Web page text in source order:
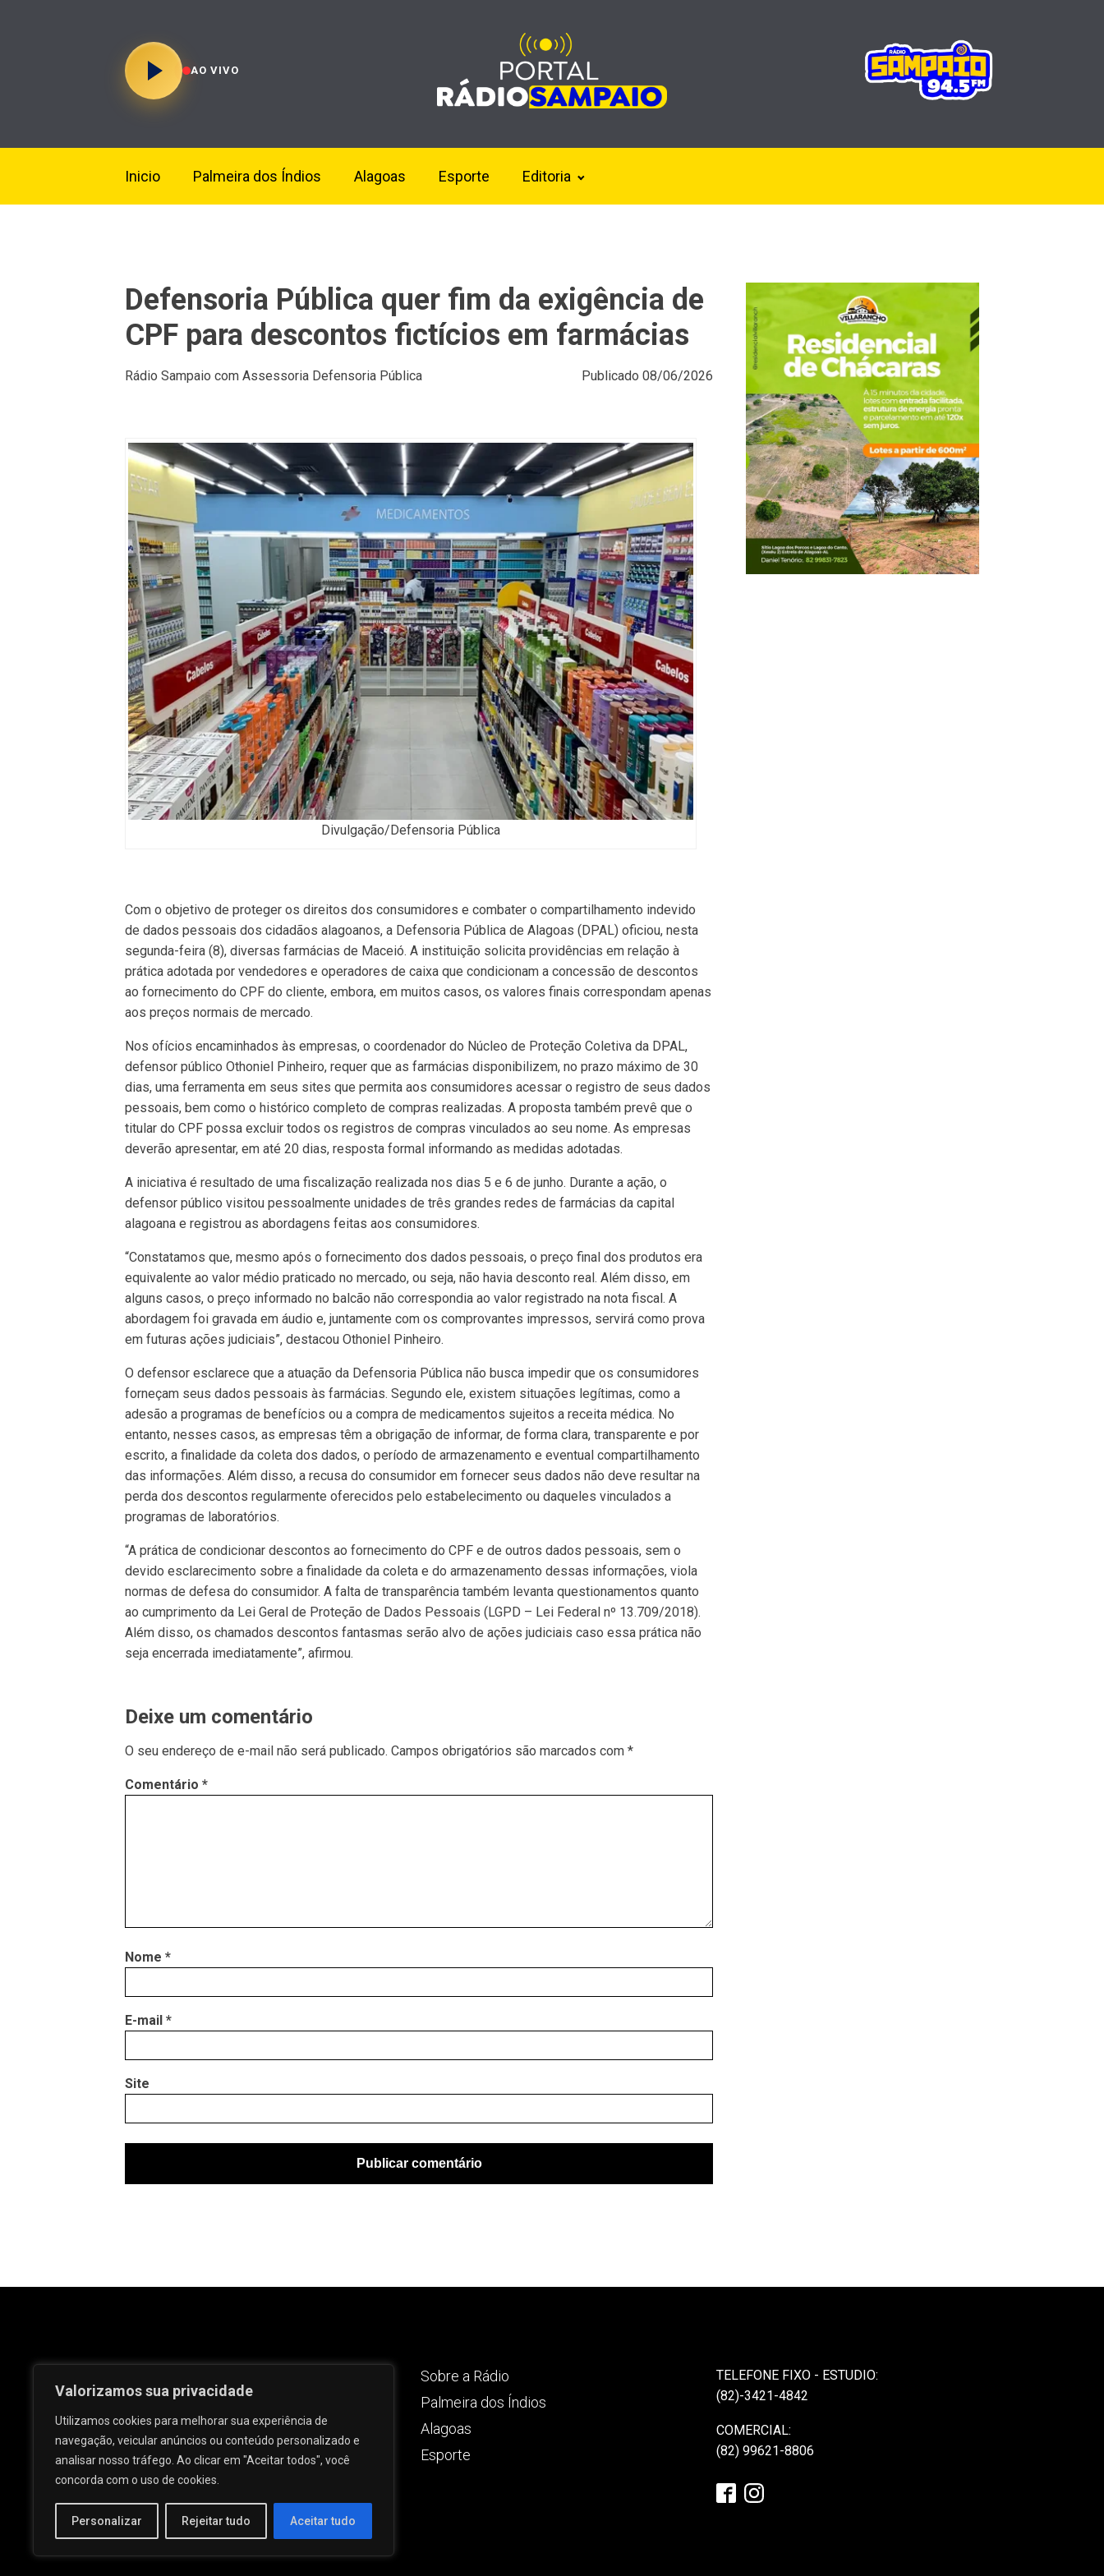
Valorizamos sua privacidade
Utilizamos cookies para melhorar sua experiência de
navegação, veicular anúncios ou conteúdo personalizado e
analisar nosso tráfego. Ao clicar em "Aceitar todos", você
concorda com o uso de cookies.
Personalizar Rejeitar tudo Aceitar tudo
AO VIVO
Inicio Palmeira dos Índios Alagoas Esporte Editoria
Defensoria Pública quer fim da exigência de
CPF para descontos fictícios em farmácias
Rádio Sampaio com Assessoria Defensoria Pública Publicado 08/06/2026
Divulgação/Defensoria Pública
Com o objetivo de proteger os direitos dos consumidores e combater o compartilhamento indevido
de dados pessoais dos cidadãos alagoanos, a Defensoria Pública de Alagoas (DPAL) oficiou, nesta
segunda-feira (8), diversas farmácias de Maceió. A instituição solicita providências em relação à
prática adotada por vendedores e operadores de caixa que condicionam a concessão de descontos
ao fornecimento do CPF do cliente, embora, em muitos casos, os valores finais correspondam apenas
aos preços normais de mercado.
Nos ofícios encaminhados às empresas, o coordenador do Núcleo de Proteção Coletiva da DPAL,
defensor público Othoniel Pinheiro, requer que as farmácias disponibilizem, no prazo máximo de 30
dias, uma ferramenta em seus sites que permita aos consumidores acessar o registro de seus dados
pessoais, bem como o histórico completo de compras realizadas. A proposta também prevê que o
titular do CPF possa excluir todos os registros de compras vinculados ao seu nome. As empresas
deverão apresentar, em até 20 dias, resposta formal informando as medidas adotadas.
A iniciativa é resultado de uma fiscalização realizada nos dias 5 e 6 de junho. Durante a ação, o
defensor público visitou pessoalmente unidades de três grandes redes de farmácias da capital
alagoana e registrou as abordagens feitas aos consumidores.
“Constatamos que, mesmo após o fornecimento dos dados pessoais, o preço final dos produtos era
equivalente ao valor médio praticado no mercado, ou seja, não havia desconto real. Além disso, em
alguns casos, o preço informado no balcão não correspondia ao valor registrado na nota fiscal. A
abordagem foi gravada em áudio e, juntamente com os comprovantes impressos, servirá como prova
em futuras ações judiciais”, destacou Othoniel Pinheiro.
O defensor esclarece que a atuação da Defensoria Pública não busca impedir que os consumidores
forneçam seus dados pessoais às farmácias. Segundo ele, existem situações legítimas, como a
adesão a programas de benefícios ou a compra de medicamentos sujeitos a receita médica. No
entanto, nesses casos, as empresas têm a obrigação de informar, de forma clara, transparente e por
escrito, a finalidade da coleta dos dados, o período de armazenamento e eventual compartilhamento
das informações. Além disso, a recusa do consumidor em fornecer seus dados não deve resultar na
perda dos descontos regularmente oferecidos pelo estabelecimento ou daqueles vinculados a
programas de laboratórios.
“A prática de condicionar descontos ao fornecimento do CPF e de outros dados pessoais, sem o
devido esclarecimento sobre a finalidade da coleta e do armazenamento dessas informações, viola
normas de defesa do consumidor. A falta de transparência também levanta questionamentos quanto
ao cumprimento da Lei Geral de Proteção de Dados Pessoais (LGPD – Lei Federal nº 13.709/2018).
Além disso, os chamados descontos fantasmas serão alvo de ações judiciais caso essa prática não
seja encerrada imediatamente”, afirmou.
Deixe um comentário
O seu endereço de e-mail não será publicado. Campos obrigatórios são marcados com *
Comentário *
Nome *
E-mail *
Site
Rua José e Maria Passos, nº 25 - Centro -
Palmeira dos Índios - AL.
Sobre a Rádio
Palmeira dos Índios
Alagoas
Esporte
TELEFONE FIXO - ESTUDIO:
(82)-3421-4842
COMERCIAL:
(82) 99621-8806